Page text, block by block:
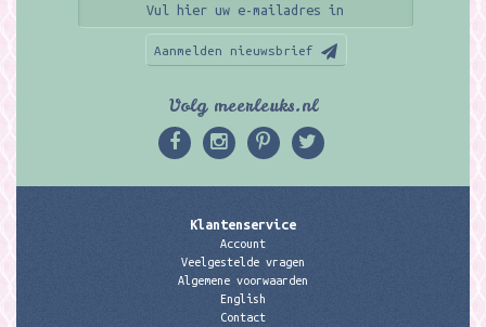
Aanmelden nieuwsbrief
Volg meerleuks.nl
Klantenservice
Account
Veelgestelde vragen
Algemene voorwaarden
English
Contact